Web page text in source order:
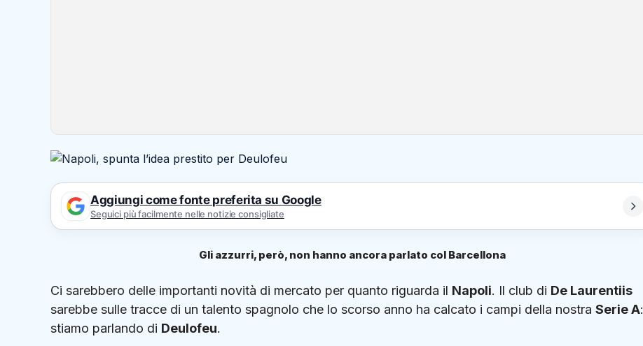
Aggiungi come fonte preferita su Google
Seguici più facilmente nelle notizie consigliate
Gli azzurri, però, non hanno ancora parlato col Barcellona
Ci sarebbero delle importanti novità di mercato per quanto riguarda il Napoli. Il club di De Laurentiis
sarebbe sulle tracce di un talento spagnolo che lo scorso anno ha calcato i campi della nostra Serie A:
stiamo parlando di Deulofeu.